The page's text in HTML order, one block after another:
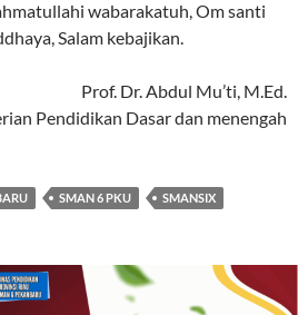
wabarakatuh, Om santi
Salam kebajikan.
Prof. Dr. Abdul Mu’ti, M.Ed.
Pendidikan Dasar dan menengah
SMAN 6 PKU SMANSIX